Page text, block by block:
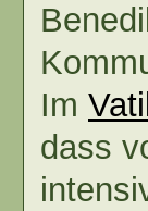
Im
dass